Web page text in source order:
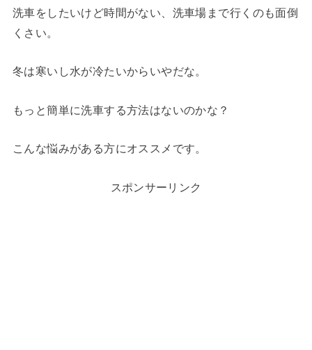
洗車をしたいけど時間がない、洗車場まで行くのも面倒
くさい。
冬は寒いし水が冷たいからいやだな。
もっと簡単に洗車する方法はないのかな？
こんな悩みがある方にオススメです。
スポンサーリンク